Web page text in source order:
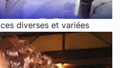
diverses et variées